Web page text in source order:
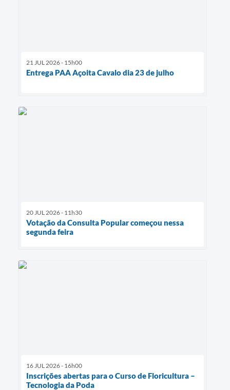
21 JUL 2026 - 15h00
Entrega PAA Açoita Cavalo dia 23 de julho
20 JUL 2026 - 11h30
Votação da Consulta Popular começou nessa
segunda feira
16 JUL 2026 - 16h00
Inscrições abertas para o Curso de Floricultura –
Tecnologia da Poda